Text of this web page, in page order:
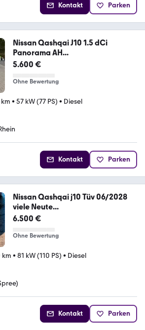
Kontakt Parken
Nissan Qashqai J10 1.5 dCi
Panorama AH...
5.600 €
Ohne Bewertung
• 57 kW (77 PS) • Diesel
Kontakt Parken
Nissan Qashqai j10 Tüv 06/2028
viele Neute...
6.500 €
Ohne Bewertung
• 81 kW (110 PS) • Diesel
Kontakt Parken